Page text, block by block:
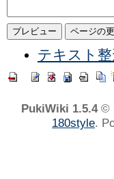
テキスト
PukiWiki 1.5.4©
180style.